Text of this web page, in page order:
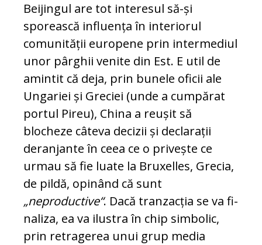
Beijingul are tot interesul să-și
sporească influența în in­te­riorul
comunității europene prin in­ter­mediul
unor pârghii venite din Est. E util de
amintit că deja, prin bunele oficii ale
Ungariei și Greciei (unde a cumpărat
por­tul Pireu), China a reușit să
blocheze câ­te­va decizii și declarații
deranjante în ceea ce o privește ce
urmau să fie luate la Bru­xelles, Grecia,
de pildă, opinând că sunt
„neproductive“. Dacă tranzacția se va fi­
na­liza, ea va ilustra în chip simbolic,
prin retragerea unui grup media